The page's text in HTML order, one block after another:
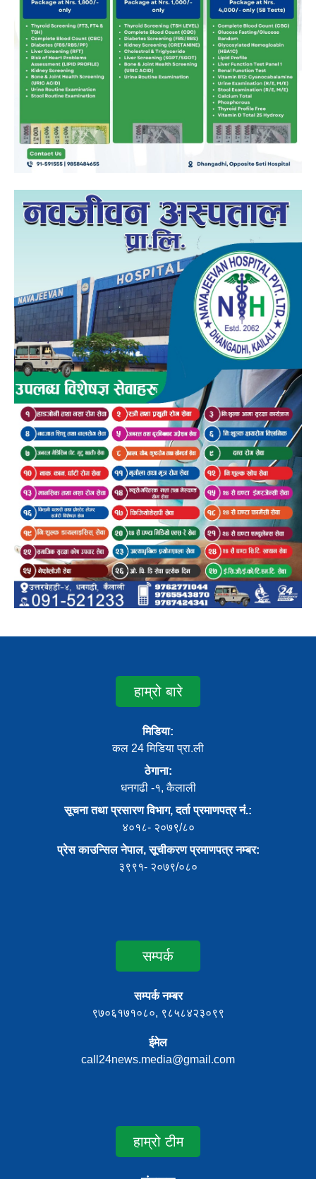
हाम्रो बारे
मिडिया:
कल 24 मिडिया प्रा.ली
ठेगाना:
धनगढी -१, कैलाली
सूचना तथा प्रसारण विभाग, दर्ता प्रमाणपत्र नं.:
४०१८- २०७९/८०
प्रेस काउन्सिल नेपाल, सूचीकरण प्रमाणपत्र नम्बर:
३९९१- २०७९/०८०
सम्पर्क
सम्पर्क नम्बर
९७०६१७१०८०, ९८५८४२३०९९
ईमेल
call24news.media@gmail.com
हाम्रो टीम